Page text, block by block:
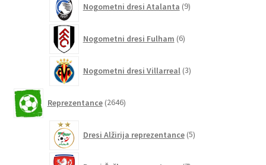
Nogometni dresi Atalanta 9izdelkov
Nogometni dresi Fulham 6izdelkov
Nogometni dresi Villarreal 3izdelki
Reprezentance 2646izdelkov
Dresi Alžirija reprezentance 5izdelkov